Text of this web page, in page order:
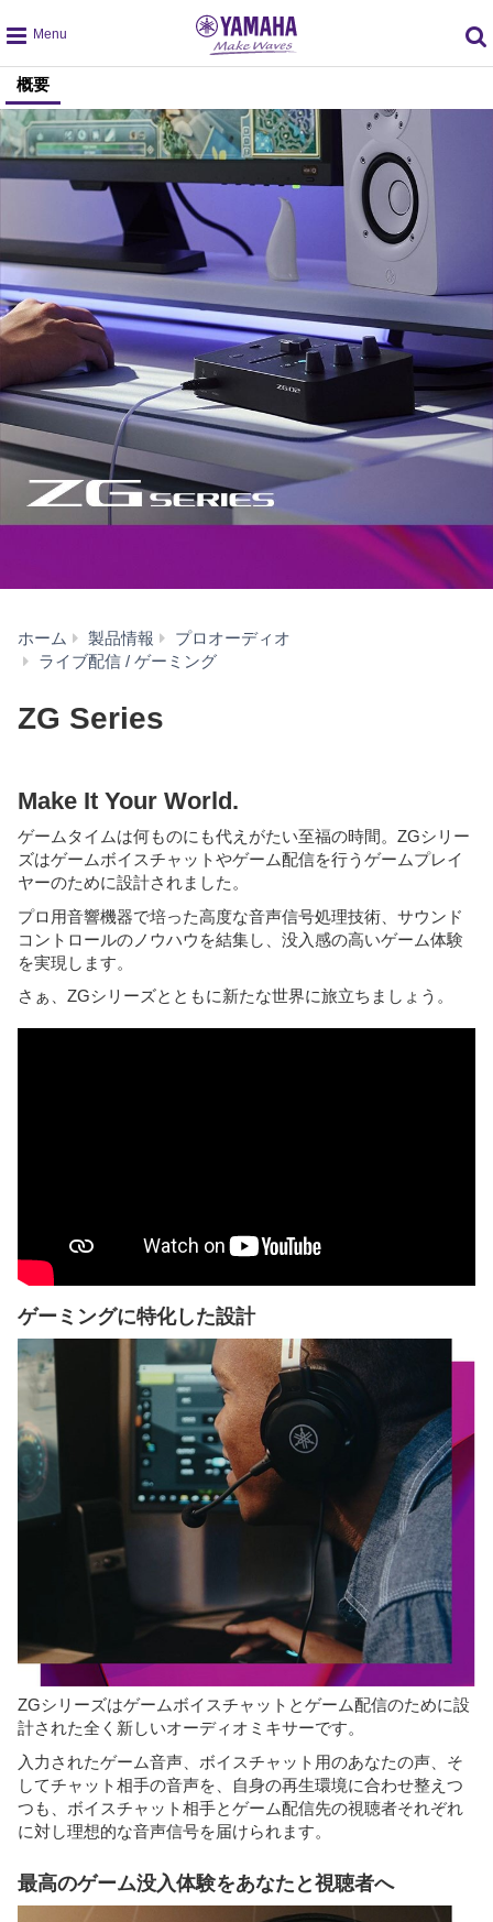
global
navigation
概要
ホーム 製品情報
プロオーディオ
ライブ配信 / ゲーミング
ZG Series
Make It Your World.
ゲームタイムは何ものにも代えがたい至福の時間。ZGシリー
ズはゲームボイスチャットやゲーム配信を行うゲームプレイ
ヤーのために設計されました。
プロ用音響機器で培った高度な音声信号処理技術、サウンド
コントロールのノウハウを結集し、没入感の高いゲーム体験
を実現します。
さぁ、ZGシリーズとともに新たな世界に旅立ちましょう。
ゲーミングに特化した設計
ZGシリーズはゲームボイスチャットとゲーム配信のために設
計された全く新しいオーディオミキサーです。
入力されたゲーム音声、ボイスチャット用のあなたの声、そ
してチャット相手の音声を、自身の再生環境に合わせ整えつ
つも、ボイスチャット相手とゲーム配信先の視聴者それぞれ
に対し理想的な音声信号を届けられます。
最高のゲーム没入体験をあなたと視聴者へ